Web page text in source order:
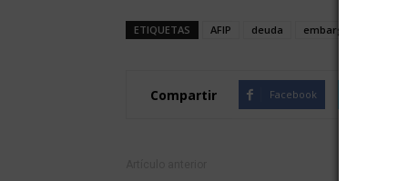
ETIQUETAS AFIP deuda embargo
Compartir Facebook